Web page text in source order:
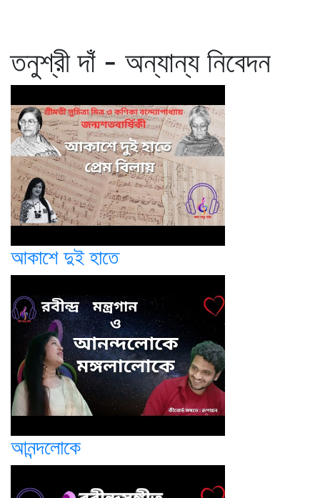
তনুশ্রী দাঁ - অন্যান্য নিবেদন
আকাশে দুই হাতে
আনন্দলোকে